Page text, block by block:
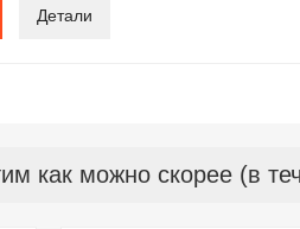
Детали
как можно скорее (в